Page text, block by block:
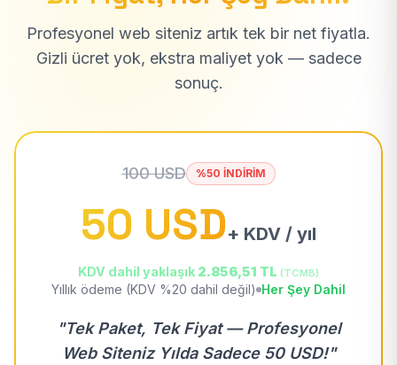
Profesyonel web siteniz artık tek bir net fiyatla.
Gizli ücret yok, ekstra maliyet yok — sadece
sonuç.
100 USD %50 İNDİRİM
50 USD+ KDV / yıl
KDV dahil yaklaşık 2.856,51 TL (TCMB)
Yıllık ödeme (KDV %20 dahil değil) Her Şey Dahil
"Tek Paket, Tek Fiyat — Profesyonel
Web Siteniz Yılda Sadece 50 USD!"